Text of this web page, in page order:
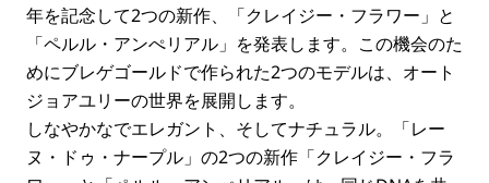
年を記念して2つの新作、「クレイジー・フラワー」と
「ペルル・アンぺリアル」を発表します。この機会のた
めにブレゲゴールドで作られた2つのモデルは、オート
ジョアユリーの世界を展開します。
しなやかなでエレガント、そしてナチュラル。「レー
ヌ・ドゥ・ナープル」の2つの新作「クレイジー・フラ